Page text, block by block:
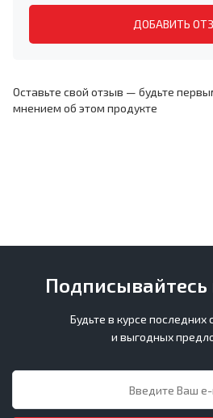
ДОБАВИТЬ
Оставьте свой отзыв — будьте
мнением об этом продукте
Подписывайтесь
Будьте в курсе последних
и выгодных